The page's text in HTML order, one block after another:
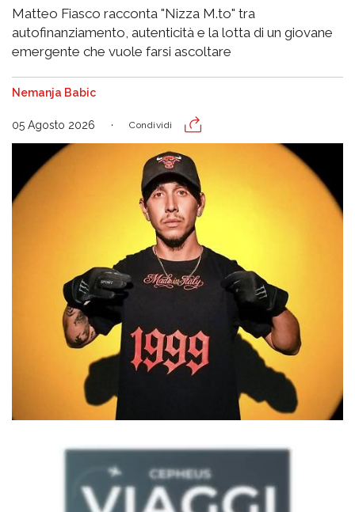
Matteo Fiasco racconta "Nizza M.to" tra
autofinanziamento, autenticità e la lotta di un giovane
emergente che vuole farsi ascoltare
Nemanja Babic
05 Agosto 2026 Condividi